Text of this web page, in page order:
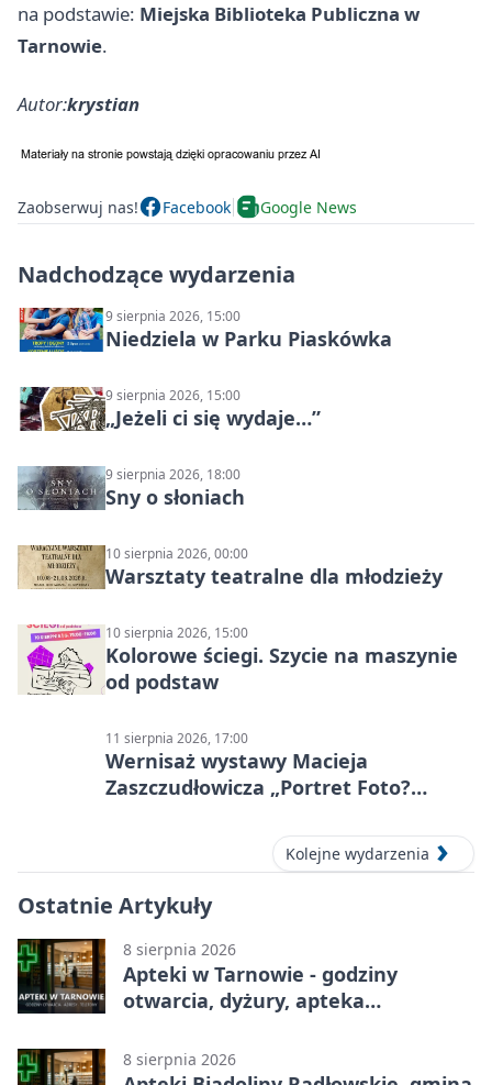
na podstawie: Miejska Biblioteka Publiczna w
Tarnowie.
Autor:krystian
Zaobserwuj nas! Facebook Google News
Nadchodzące wydarzenia
9 sierpnia 2026, 15:00
Niedziela w Parku Piaskówka
9 sierpnia 2026, 15:00
„Jeżeli ci się wydaje…”
9 sierpnia 2026, 18:00
Sny o słoniach
10 sierpnia 2026, 00:00
Warsztaty teatralne dla młodzieży
10 sierpnia 2026, 15:00
Kolorowe ściegi. Szycie na maszynie
od podstaw
11 sierpnia 2026, 17:00
Wernisaż wystawy Macieja
Zaszczudłowicza „Portret Foto?
Kolejne wydarzenia
Ostatnie Artykuły
8 sierpnia 2026
Apteki w Tarnowie - godziny
otwarcia, dyżury, apteka
8 sierpnia 2026